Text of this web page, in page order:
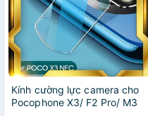
Kính cường lực camera cho
Pocophone X3/ F2 Pro/ M3